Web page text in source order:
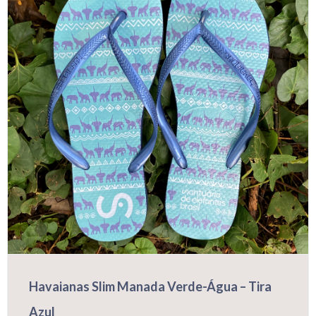
podem
ser
escolhidas
na
página
do
produto
Havaianas Slim Manada Verde-Água – Tira
Azul